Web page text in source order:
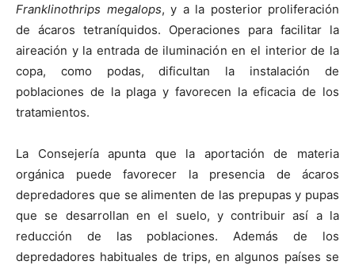
Franklinothrips megalops, y a la posterior proliferación
de ácaros tetraníquidos. Operaciones para facilitar la
aireación y la entrada de iluminación en el interior de la
copa, como podas, dificultan la instalación de
poblaciones de la plaga y favorecen la eficacia de los
tratamientos.
La Consejería apunta que la aportación de materia
orgánica puede favorecer la presencia de ácaros
depredadores que se alimenten de las prepupas y pupas
que se desarrollan en el suelo, y contribuir así a la
reducción de las poblaciones. Además de los
depredadores habituales de trips, en algunos países se